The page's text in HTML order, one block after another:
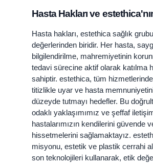
Hasta Hakları ve
Hasta hakları, estethica sağlık
değerlerinden biridir. Her hasta,
bilgilendirilme, mahremiyetinin
tedavi sürecine aktif olarak katılma
sahiptir. estethica, tüm
titizlikle uyar ve hasta
düzeyde tutmayı hedefler. Bu
odaklı yaklaşımımız ve şeffaf
hastalarımızın kendilerini güvende
hissetmelerini sağlamaktayız.
misyonu, estetik ve plastik cerrahi
son teknolojileri kullanarak, etik